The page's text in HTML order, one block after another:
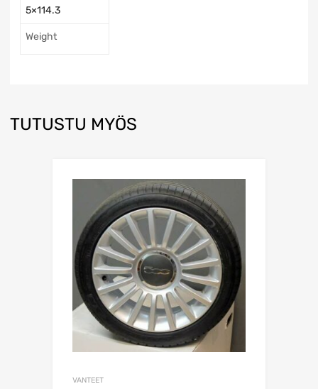
5×114.3
Weight
TUTUSTU MYÖS
VANTEET